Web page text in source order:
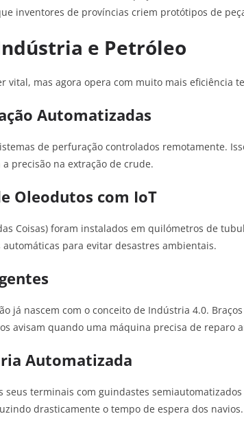
inventores de províncias criem protótipos de
e Petróleo
vital, mas agora opera com muito mais eficiência
Automatizadas
de perfuração controlados remotamente.
precisão na extração de crude.
Oleodutos com IoT
Coisas) foram instalados em quilómetros de
para evitar desastres ambientais.
já nascem com o conceito de Indústria 4.0.
avisam quando uma máquina precisa de reparo
Automatizada
seus terminais com guindastes
drasticamente o tempo de espera dos navios.